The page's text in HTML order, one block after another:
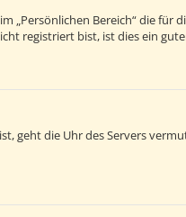
Bereich“ die für
registriert bist, ist dies ein
geht die Uhr des Servers